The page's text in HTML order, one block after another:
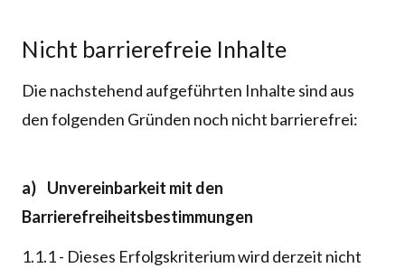
Nicht barrierefreie Inhalte
Die nachstehend aufgeführten Inhalte sind aus
den folgenden Gründen noch nicht barrierefrei:
a) Unvereinbarkeit mit den
Barrierefreiheitsbestimmungen
1.1.1 - Dieses Erfolgskriterium wird derzeit nicht